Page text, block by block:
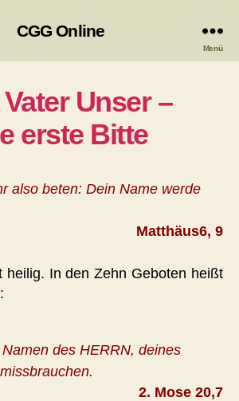
CGG Online
Menü
Unser –
erste Bitte
also beten: Dein Name werde
Matthäus6, 9
heilig. In den Zehn Geboten heißt
des HERRN, deines
2. Mose 20,7